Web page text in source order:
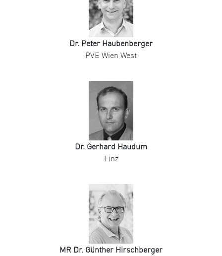
Dr. Peter Haubenberger
PVE Wien West
Dr. Gerhard Haudum
Linz
MR Dr. Günther Hirschberger